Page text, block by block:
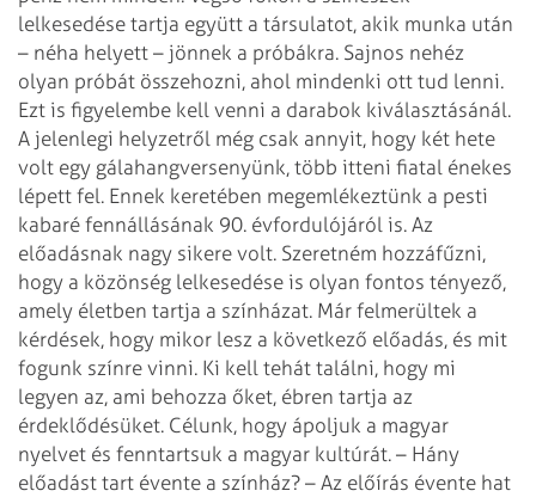
lelkesedése tartja együtt a társulatot, akik munka után
– néha helyett – jönnek a próbákra. Sajnos nehéz
olyan próbát összehozni, ahol mindenki ott tud lenni.
Ezt is figyelembe kell venni a darabok kiválasztásánál.
A jelenlegi helyzetről még csak annyit, hogy két hete
volt egy gálahangversenyünk, több itteni fiatal énekes
lépett fel. Ennek keretében megemlékeztünk a pesti
kabaré fennállásának 90. évfordulójáról is. Az
előadásnak nagy sikere volt. Szeretném hozzáfűzni,
hogy a közönség lelkesedése is olyan fontos tényező,
amely életben tartja a színházat. Már felmerültek a
kérdések, hogy mikor lesz a következő előadás, és mit
fogunk színre vinni. Ki kell tehát találni, hogy mi
legyen az, ami behozza őket, ébren tartja az
érdeklődésüket. Célunk, hogy ápoljuk a magyar
nyelvet és fenntartsuk a magyar kultúrát. – Hány
előadást tart évente a színház? – Az előírás évente hat